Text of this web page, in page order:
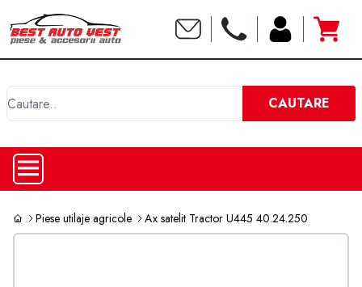
CAUTARE
Piese utilaje agricole Ax satelit Tractor U445 40.24.250